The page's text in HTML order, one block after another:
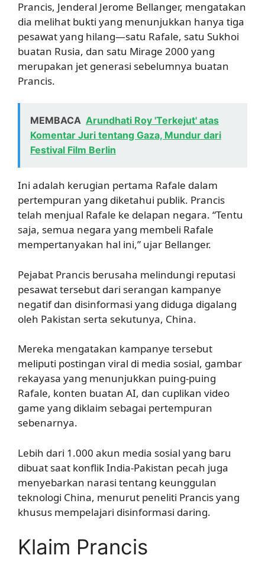
Prancis, Jenderal Jerome Bellanger, mengatakan
dia melihat bukti yang menunjukkan hanya tiga
pesawat yang hilang—satu Rafale, satu Sukhoi
buatan Rusia, dan satu Mirage 2000 yang
merupakan jet generasi sebelumnya buatan
Prancis.
MEMBACA Arundhati Roy 'Terkejut' atas
Komentar Juri tentang Gaza, Mundur dari
Festival Film Berlin
Ini adalah kerugian pertama Rafale dalam
pertempuran yang diketahui publik. Prancis
telah menjual Rafale ke delapan negara. “Tentu
saja, semua negara yang membeli Rafale
mempertanyakan hal ini,” ujar Bellanger.
Pejabat Prancis berusaha melindungi reputasi
pesawat tersebut dari serangan kampanye
negatif dan disinformasi yang diduga digalang
oleh Pakistan serta sekutunya, China.
Mereka mengatakan kampanye tersebut
meliputi postingan viral di media sosial, gambar
rekayasa yang menunjukkan puing-puing
Rafale, konten buatan AI, dan cuplikan video
game yang diklaim sebagai pertempuran
sebenarnya.
Lebih dari 1.000 akun media sosial yang baru
dibuat saat konflik India-Pakistan pecah juga
menyebarkan narasi tentang keunggulan
teknologi China, menurut peneliti Prancis yang
khusus mempelajari disinformasi daring.
Klaim Prancis